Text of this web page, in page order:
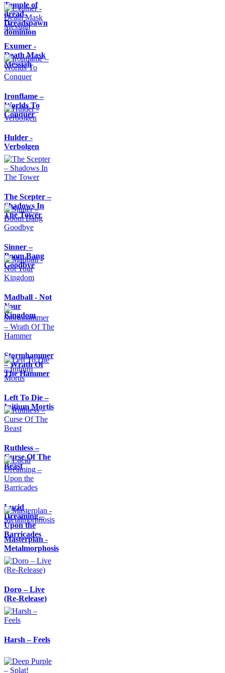
Temple of
dread-
Dreadspawn
dominion
Exumer -
Death Mask
Messiah
Ironflame –
Worlds To
Conquer
Hulder -
Verbolgen
The Scepter –
Shadows In
The Tower
Sinner –
Boom Bang
Goodbye
Madball - Not
Your
Kingdom
Stormhammer
– Wrath Of
The Hammer
Left To Die –
Initium Mortis
Ruthless –
Curse Of The
Beast
Lucid
Dreaming –
Upon the
Barricades
Masterplan -
Metalmorphosis
Doro – Live
(Re-Release)
Harsh – Feels